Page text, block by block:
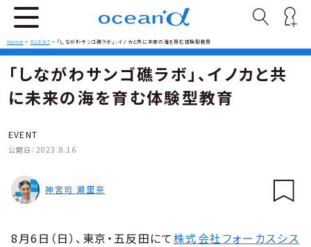
Home > EVENT > 「しながわサンゴ礁ラボ」、イノカと共に未来の海を育む体験型教育
「しながわサンゴ礁ラボ」、イノカと共
に未来の海を育む体験型教育
EVENT
公開日： 2023.8.16
神宮司 瀬里奈
8月6日（日）、東京・五反田にて株式会社フォーカスシス